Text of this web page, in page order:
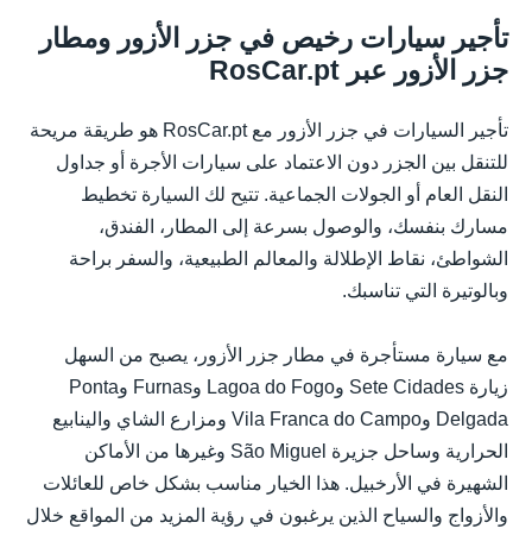
تأجير سيارات رخيص في جزر الأزور ومطار
جزر الأزور عبر RosCar.pt
تأجير السيارات في جزر الأزور مع RosCar.pt هو طريقة مريحة
للتنقل بين الجزر دون الاعتماد على سيارات الأجرة أو جداول
النقل العام أو الجولات الجماعية. تتيح لك السيارة تخطيط
مسارك بنفسك، والوصول بسرعة إلى المطار، الفندق،
الشواطئ، نقاط الإطلالة والمعالم الطبيعية، والسفر براحة
وبالوتيرة التي تناسبك.
مع سيارة مستأجرة في مطار جزر الأزور، يصبح من السهل
زيارة Sete Cidades وLagoa do Fogo وFurnas وPonta
Delgada وVila Franca do Campo ومزارع الشاي والينابيع
الحرارية وساحل جزيرة São Miguel وغيرها من الأماكن
الشهيرة في الأرخبيل. هذا الخيار مناسب بشكل خاص للعائلات
والأزواج والسياح الذين يرغبون في رؤية المزيد من المواقع خلال